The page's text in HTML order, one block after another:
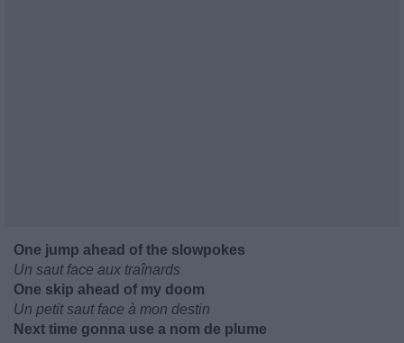
One jump ahead of the slowpokes
Un saut face aux traînards
One skip ahead of my doom
Un petit saut face à mon destin
Next time gonna use a nom de plume